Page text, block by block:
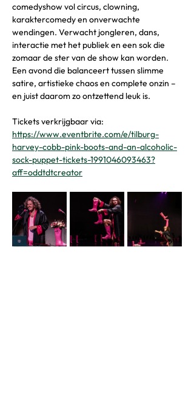
comedyshow vol circus, clowning,
karaktercomedy en onverwachte
wendingen. Verwacht jongleren, dans,
interactie met het publiek en een sok die
zomaar de ster van de show kan worden.
Een avond die balanceert tussen slimme
satire, artistieke chaos en complete onzin –
en juist daarom zo ontzettend leuk is.
Tickets verkrijgbaar via:
https://www.eventbrite.com/e/tilburg-
harvey-cobb-pink-boots-and-an-alcoholic-
sock-puppet-tickets-1991046093463?
aff=oddtdtcreator